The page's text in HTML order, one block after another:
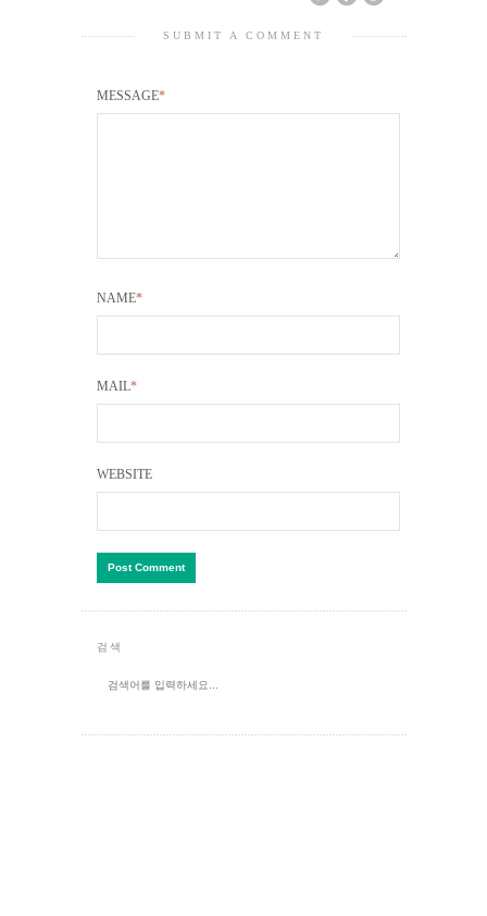
SUBMIT A COMMENT
MESSAGE*
NAME*
MAIL*
WEBSITE
검색